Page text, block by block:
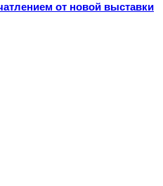
от новой выставки